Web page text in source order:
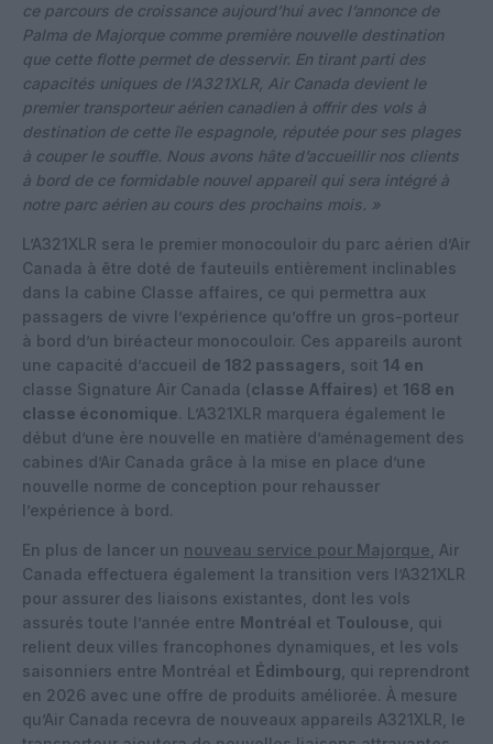
ce parcours de croissance aujourd’hui avec l’annonce de
Palma de Majorque comme première nouvelle destination
que cette flotte permet de desservir. En tirant parti des
capacités uniques de l’A321XLR, Air Canada devient le
premier transporteur aérien canadien à offrir des vols à
destination de cette île espagnole, réputée pour ses plages
à couper le souffle. Nous avons hâte d’accueillir nos clients
à bord de ce formidable nouvel appareil qui sera intégré à
notre parc aérien au cours des prochains mois. »
L’A321XLR sera le premier monocouloir du parc aérien d’Air
Canada à être doté de fauteuils entièrement inclinables
dans la cabine Classe affaires, ce qui permettra aux
passagers de vivre l’expérience qu’offre un gros-porteur
à bord d’un biréacteur monocouloir. Ces appareils auront
une capacité d’accueil de 182 passagers , soit 14 en
classe Signature Air Canada (classe Affaires) et 168 en
classe économique. L’A321XLR marquera également le
début d’une ère nouvelle en matière d’aménagement des
cabines d’Air Canada grâce à la mise en place d’une
nouvelle norme de conception pour rehausser
l’expérience à bord.
En plus de lancer un nouveau service pour Majorque , Air
Canada effectuera également la transition vers l’A321XLR
pour assurer des liaisons existantes, dont les vols
assurés toute l’année entre Montréal et Toulouse , qui
relient deux villes francophones dynamiques, et les vols
saisonniers entre Montréal et Édimbourg , qui reprendront
en 2026 avec une offre de produits améliorée. À mesure
qu’Air Canada recevra de nouveaux appareils A321XLR, le